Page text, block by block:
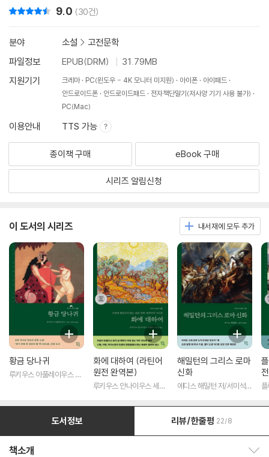
9.0 (30건)
분야 소설 > 고전문학
파일정보
EPUB(DRM)
31.79MB
지원기기
크레마 PC(윈도우 - 4K 모니터 미지원) 아이폰
아이패드
안드로이드폰
안드로이드패드
전자책단말기(저사양 기기 사용 불가)
PC(Mac)
이용안내 TTS 가능
종이책 구매 eBook 구매
시리즈 알림신청
이 도서의 시리즈 내서재에 모두 추가
황금 당나귀
루키우스 아풀레이우스 저/
화에 대하여 (라틴어
원전 완역본)
루키우스 안나이우스 세네
해밀턴의 그리스 로마
신화
에디스 해밀턴 저/서미석
도서정보 리뷰/한줄평 22/8
책소개